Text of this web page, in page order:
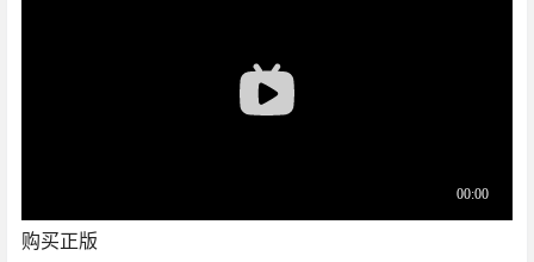
购买正版